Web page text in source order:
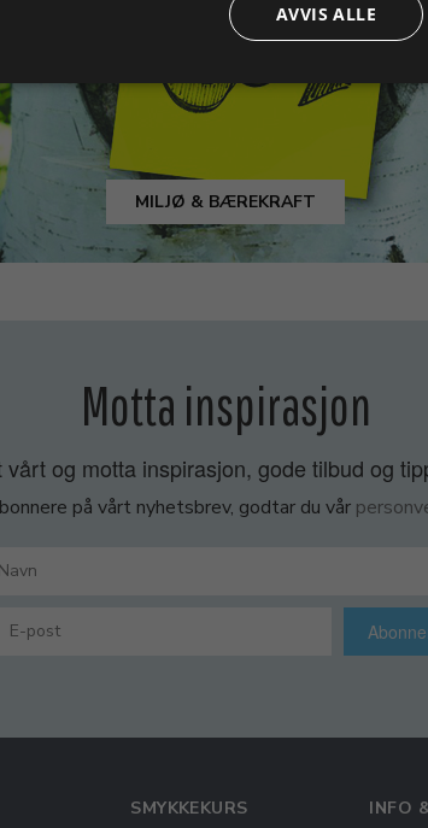
MILJØ & BÆREKRAFT
Motta inspirasjon
og motta inspirasjon, gode tilbud og
på vårt nyhetsbrev, godtar du vår
SMYKKEKURS INFO
AVVIS ALLE